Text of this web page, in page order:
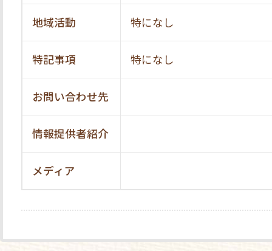
地域活動 特になし
特記事項 特になし
お問い合わせ先
情報提供者紹介
メディア